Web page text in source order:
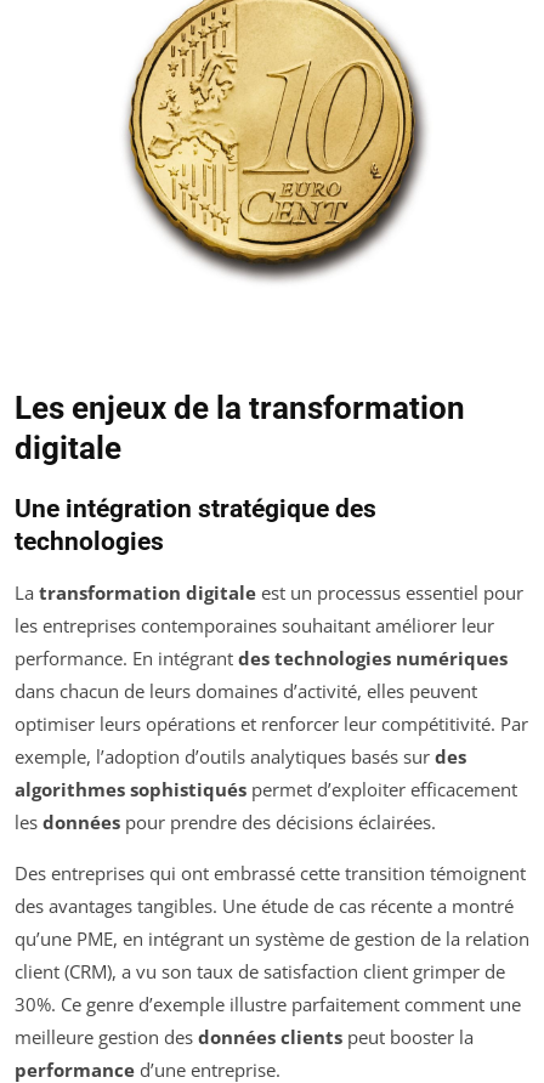
Les enjeux de la transformation
digitale
Une intégration stratégique des
technologies
La transformation digitale est un processus essentiel pour
les entreprises contemporaines souhaitant améliorer leur
performance. En intégrant des technologies numériques
dans chacun de leurs domaines d’activité, elles peuvent
optimiser leurs opérations et renforcer leur compétitivité. Par
exemple, l’adoption d’outils analytiques basés sur des
algorithmes sophistiqués permet d’exploiter efficacement
les données pour prendre des décisions éclairées.
Des entreprises qui ont embrassé cette transition témoignent
des avantages tangibles. Une étude de cas récente a montré
qu’une PME, en intégrant un système de gestion de la relation
client (CRM), a vu son taux de satisfaction client grimper de
30%. Ce genre d’exemple illustre parfaitement comment une
meilleure gestion des données clients peut booster la
performance d’une entreprise.